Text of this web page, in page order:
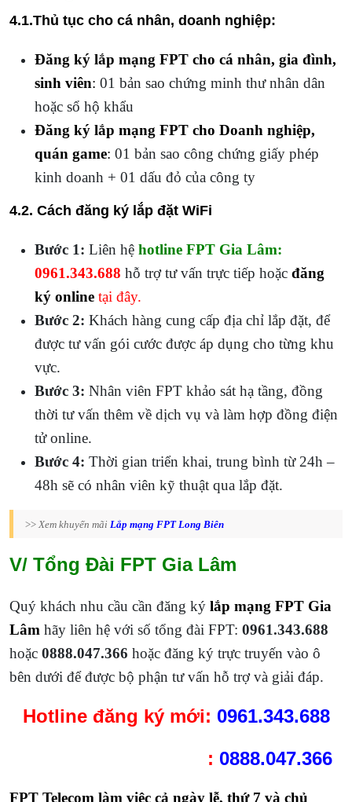
4.1.Thủ tục cho cá nhân, doanh nghiệp:
Đăng ký lắp mạng FPT cho cá nhân, gia đình,
sinh viên: 01 bản sao chứng minh thư nhân dân
hoặc sổ hộ khẩu
Đăng ký lắp mạng FPT cho Doanh nghiệp,
quán game: 01 bản sao công chứng giấy phép
kinh doanh + 01 dấu đỏ của công ty
4.2. Cách đăng ký lắp đặt WiFi
Bước 1: Liên hệ hotline FPT Gia Lâm:
0961.343.688 hỗ trợ tư vấn trực tiếp hoặc đăng
ký online tại đây.
Bước 2: Khách hàng cung cấp địa chỉ lắp đặt, để
được tư vấn gói cước được áp dụng cho từng khu
vực.
Bước 3: Nhân viên FPT khảo sát hạ tầng, đồng
thời tư vấn thêm về dịch vụ và làm hợp đồng điện
tử online.
Bước 4: Thời gian triển khai, trung bình từ 24h –
48h sẽ có nhân viên kỹ thuật qua lắp đặt.
>> Xem khuyến mãi Lắp mạng FPT Long Biên
V/ Tổng Đài FPT Gia Lâm
Quý khách nhu cầu cần đăng ký lắp mạng FPT Gia
Lâm hãy liên hệ với số tổng đài FPT: 0961.343.688
hoặc 0888.047.366 hoặc đăng ký trực truyến vào ô
bên dưới để được bộ phận tư vấn hỗ trợ và giải đáp.
Hotlineđăng ký mới: 0961.343.688
: 0888.047.366
FPT Telecom làm việc cả ngày lễ, thứ 7 và chủ